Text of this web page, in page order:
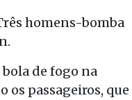
homens-bomba
de fogo na
passageiros, que